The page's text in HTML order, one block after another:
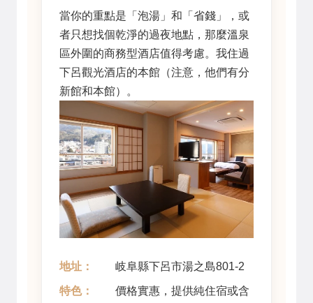
當你的重點是「泡湯」和「省錢」，或
者只想找個乾淨的過夜地點，那麼溫泉
區外圍的商務型酒店值得考慮。我住過
下呂觀光酒店的本館（注意，他們有分
新館和本館）。
地址： 岐阜縣下呂市湯之島801-2
特色：
價格實惠，提供純住宿或含